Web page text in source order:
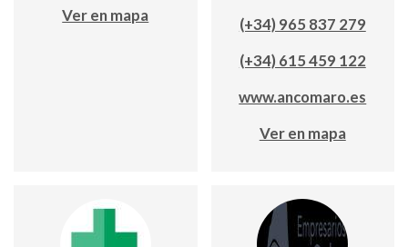
Ver en mapa
(+34) 965 837 279
(+34) 615 459 122
www.ancomaro.es
Ver en mapa